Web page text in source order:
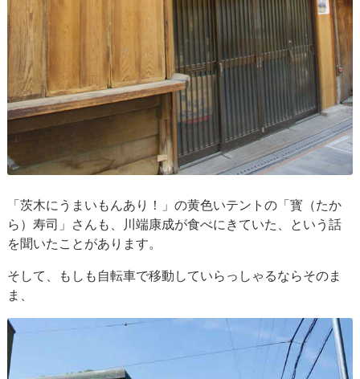
「茨木にうまいもんあり！」の黄色いテントの「寳（たか
ら）寿司」さんも、川端康成が食べにきていた、という話
を聞いたことがあります。
そして、もしも自転車で移動していらっしゃるならそのま
ま、